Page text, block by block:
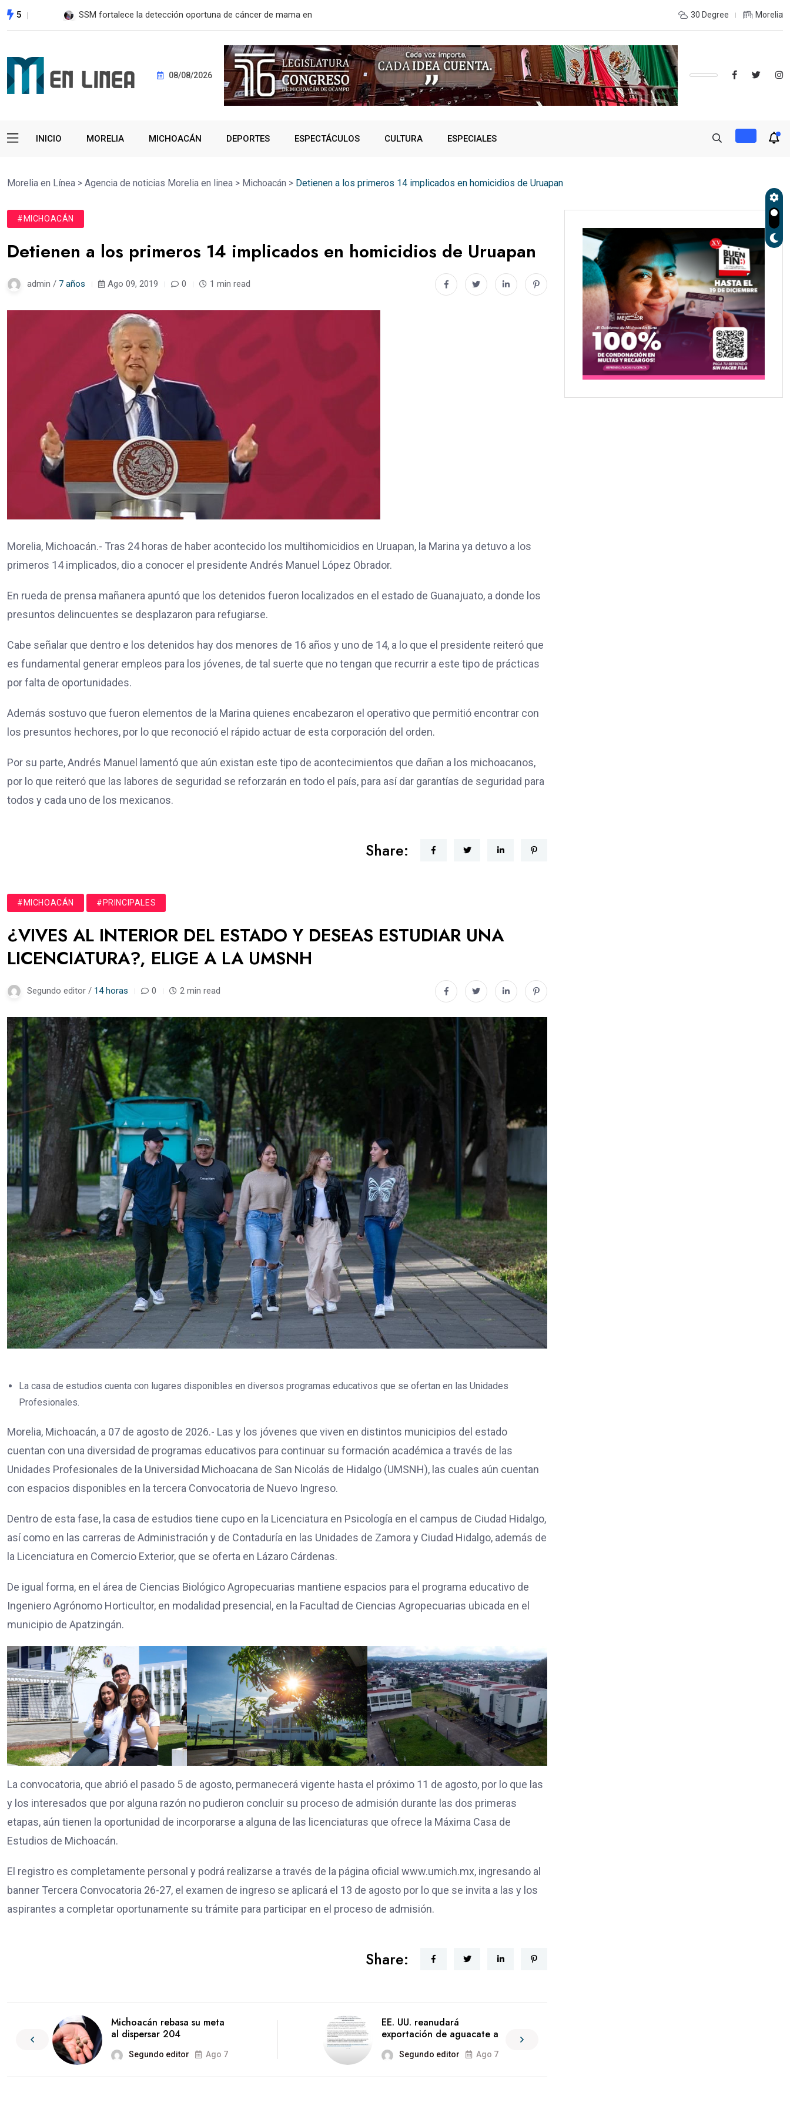
5 EE. UU. reanudará exportación de aguacate a partir de mañana ¿VIVES AL INTERIOR DEL ESTADO Y DESEAS ESTUDIAR UNA LICENCIATURA?,
30 Degree Morelia
08/08/2026
INICIO MORELIA MICHOACÁN DEPORTES ESPECTÁCULOS CULTURA ESPECIALES
Morelia en Línea > Agencia de noticias Morelia en linea > Michoacán > Detienen a los primeros 14 implicados en homicidios de Uruapan
#MICHOACÁN
Detienen a los primeros 14 implicados en homicidios de Uruapan
admin / 7 años Ago 09, 2019 0 1 min read
Morelia, Michoacán.- Tras 24 horas de haber acontecido los multihomicidios en Uruapan, la Marina ya detuvo a los
primeros 14 implicados, dio a conocer el presidente Andrés Manuel López Obrador.
En rueda de prensa mañanera apuntó que los detenidos fueron localizados en el estado de Guanajuato, a donde los
presuntos delincuentes se desplazaron para refugiarse.
Cabe señalar que dentro e los detenidos hay dos menores de 16 años y uno de 14, a lo que el presidente reiteró que
es fundamental generar empleos para los jóvenes, de tal suerte que no tengan que recurrir a este tipo de prácticas
por falta de oportunidades.
Además sostuvo que fueron elementos de la Marina quienes encabezaron el operativo que permitió encontrar con
los presuntos hechores, por lo que reconoció el rápido actuar de esta corporación del orden.
Por su parte, Andrés Manuel lamentó que aún existan este tipo de acontecimientos que dañan a los michoacanos,
por lo que reiteró que las labores de seguridad se reforzarán en todo el país, para así dar garantías de seguridad para
todos y cada uno de los mexicanos.
Share:
#MICHOACÁN #PRINCIPALES
¿VIVES AL INTERIOR DEL ESTADO Y DESEAS ESTUDIAR UNA
LICENCIATURA?, ELIGE A LA UMSNH
Segundo editor / 14 horas 0 2 min read
La casa de estudios cuenta con lugares disponibles en diversos programas educativos que se ofertan en las Unidades
Profesionales.
Morelia, Michoacán, a 07 de agosto de 2026.- Las y los jóvenes que viven en distintos municipios del estado
cuentan con una diversidad de programas educativos para continuar su formación académica a través de las
Unidades Profesionales de la Universidad Michoacana de San Nicolás de Hidalgo (UMSNH), las cuales aún cuentan
con espacios disponibles en la tercera Convocatoria de Nuevo Ingreso.
Dentro de esta fase, la casa de estudios tiene cupo en la Licenciatura en Psicología en el campus de Ciudad Hidalgo,
así como en las carreras de Administración y de Contaduría en las Unidades de Zamora y Ciudad Hidalgo, además de
la Licenciatura en Comercio Exterior, que se oferta en Lázaro Cárdenas.
De igual forma, en el área de Ciencias Biológico Agropecuarias mantiene espacios para el programa educativo de
Ingeniero Agrónomo Horticultor, en modalidad presencial, en la Facultad de Ciencias Agropecuarias ubicada en el
municipio de Apatzingán.
La convocatoria, que abrió el pasado 5 de agosto, permanecerá vigente hasta el próximo 11 de agosto, por lo que las
y los interesados que por alguna razón no pudieron concluir su proceso de admisión durante las dos primeras
etapas, aún tienen la oportunidad de incorporarse a alguna de las licenciaturas que ofrece la Máxima Casa de
Estudios de Michoacán.
El registro es completamente personal y podrá realizarse a través de la página oficial www.umich.mx, ingresando al
banner Tercera Convocatoria 26-27, el examen de ingreso se aplicará el 13 de agosto por lo que se invita a las y los
aspirantes a completar oportunamente su trámite para participar en el proceso de admisión.
Share:
Michoacán rebasa su meta
al dispersar 204
Segundo editor Ago 7
EE. UU. reanudará
exportación de aguacate a
Segundo editor Ago 7